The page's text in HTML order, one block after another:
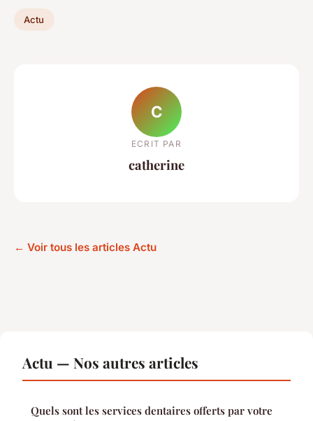
Actu
C
ECRIT PAR
catherine
← Voir tous les articles Actu
Actu — Nos autres articles
Quels sont les services dentaires offerts par votre